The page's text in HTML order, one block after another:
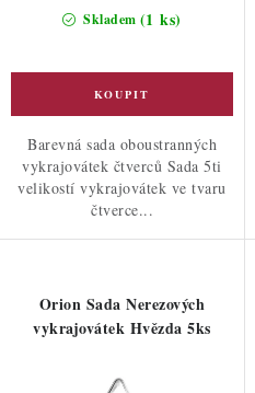
Skladem (1 ks)
Barevná sada oboustranných
vykrajovátek čtverců Sada 5ti
velikostí vykrajovátek ve tvaru
čtverce...
Orion Sada Nerezových
vykrajovátek Hvězda 5ks